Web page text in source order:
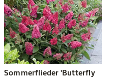
Sommerflieder 'Butterfly